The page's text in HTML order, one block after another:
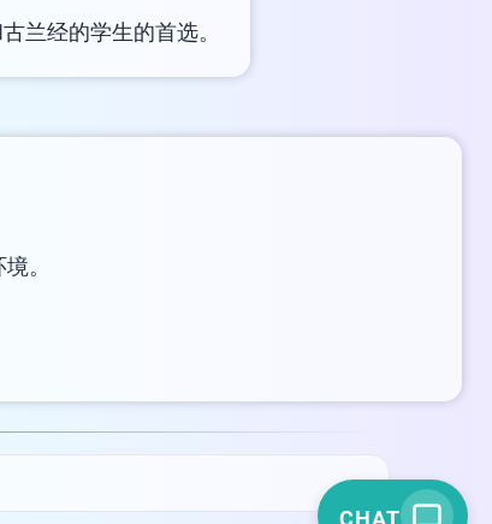
兰经的学生的首选。
。
CHAT
We Reply immediately